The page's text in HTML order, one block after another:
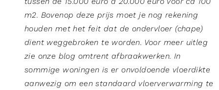
m2. Bovenop deze prijs moet je nog rekening
houden met het feit dat de ondervloer (chape)
dient weggebroken te worden. Voor meer uitleg
zie onze blog omtrent afbraakwerken. In
sommige woningen is er onvoldoende vloerdikte
aanwezig om een standaard vloerverwarming te